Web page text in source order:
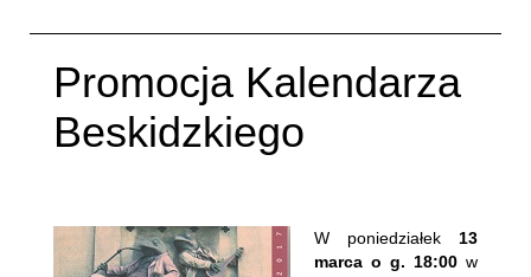
Promocja Kalendarza
Beskidzkiego
W poniedziałek 13
marca o g. 18:00 w